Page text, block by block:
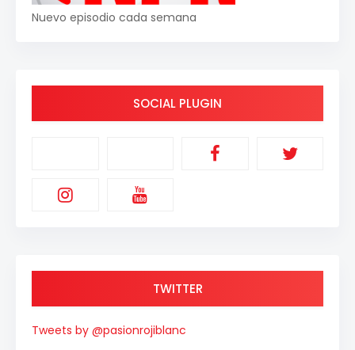
Nuevo episodio cada semana
SOCIAL PLUGIN
TWITTER
Tweets by @pasionrojiblanc